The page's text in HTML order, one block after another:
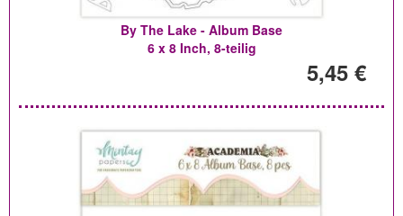
By The Lake - Album Base
6 x 8 Inch, 8-teilig
5,45 €